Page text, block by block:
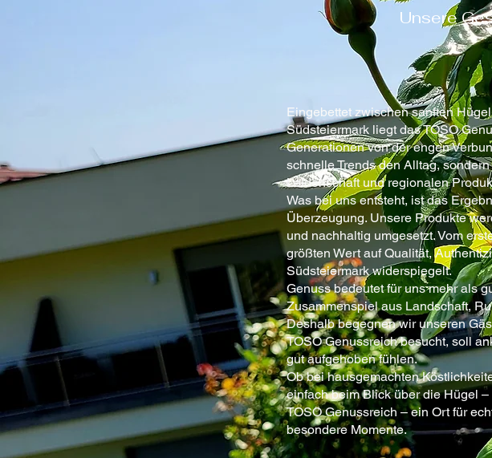
Unsere
Eingebettet zwischen sanften
Südsteiermark liegt das TOSO
Generationen von der engen
schnelle Trends den Alltag,
Leidenschaft und regionalen
Was bei uns entsteht, ist das
Überzeugung. Unsere Produkte
und nachhaltig umgesetzt. Vom
größten Wert auf Qualität,
Südsteiermark widerspiegelt.
Genuss bedeutet für uns mehr als
Zusammenspiel aus Landschaft,
Deshalb begegnen wir unseren
TOSO Genussreich besucht, soll
gut aufgehoben fühlen.
Ob bei hausgemachten
einfach beim Blick über die Hügel
TOSO Genussreich – ein Ort für
besondere Momente.